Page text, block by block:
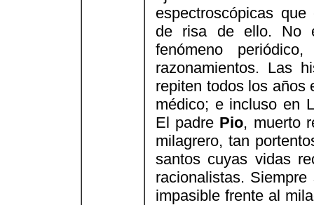
espectroscópicas
de risa de ello. No
fenómeno
razonamientos. Las
repiten todos los años
médico; e incluso en
El padre Pio, muerto
milagrero, tan
santos cuyas vidas
racionalistas.
impasible frente al